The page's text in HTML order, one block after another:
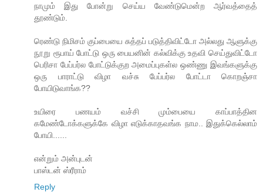
நாமும் இது போன்று செய்ய வேண்டுமென்ற ஆர்வத்தைத்
தூண்டும்.
ரெண்டு நிமிசம் குப்பையை சுத்தப் படுத்திவிட்டோ அல்லது ஆளுக்கு
நூறு ரூபாய் போட்டு ஒரு பையனின் கல்விக்கு உதவி செய்துவிட்டோ
பெரிசா பேப்பர்ல போட்டுக்குற அமைப்புகள்ல ஒண்ணு இவங்களுக்கு
ஒரு பாராட்டு விழா வச்சு பேப்பர்ல போட்டா கொறஞ்சா
போயிடுவாங்க??
உயிரை பணயம் வச்சி மும்பையை காப்பாத்தின
கமேண்டோக்களுக்கே விழா எடுக்காதவங்க நாம.. இதுக்கெல்லாம்
போயி......
என்றும் அன்புடன்
பாஸ்டன் ஸ்ரீராம்
Reply